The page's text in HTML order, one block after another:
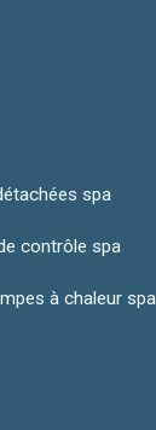
spa
contrôle spa
à chaleur spa